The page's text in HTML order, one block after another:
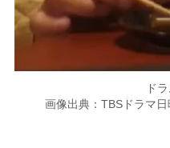
ド
画像出典：TBSドラマ